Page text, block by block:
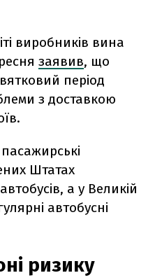
виробників вина
заявив, що
період
з доставкою
Штатах
а у Великій
автобусні
ризику